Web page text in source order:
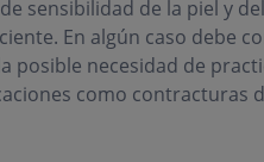
sensibilidad de la piel y
En algún caso debe
posible necesidad de
como contracturas